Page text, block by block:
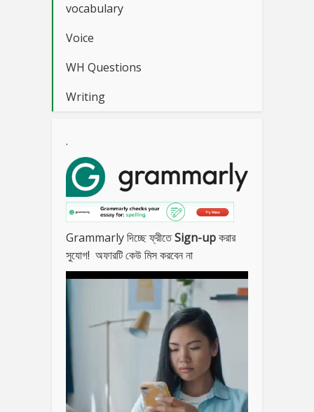
vocabulary
Voice
WH Questions
Writing
.
Grammarly দিচ্ছে ফ্রীতেSign-upকরার
সুযোগ! অফারটি কেউ মিস করবেন না